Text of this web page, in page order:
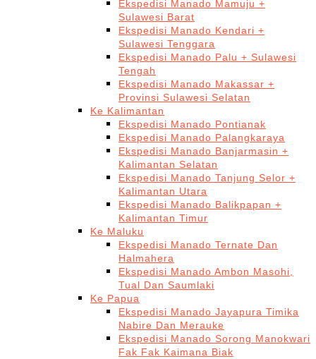
Ekspedisi Manado Mamuju +
Sulawesi Barat
Ekspedisi Manado Kendari +
Sulawesi Tenggara
Ekspedisi Manado Palu + Sulawesi
Tengah
Ekspedisi Manado Makassar +
Provinsi Sulawesi Selatan
Ke Kalimantan
Ekspedisi Manado Pontianak
Ekspedisi Manado Palangkaraya
Ekspedisi Manado Banjarmasin +
Kalimantan Selatan
Ekspedisi Manado Tanjung Selor +
Kalimantan Utara
Ekspedisi Manado Balikpapan +
Kalimantan Timur
Ke Maluku
Ekspedisi Manado Ternate Dan
Halmahera
Ekspedisi Manado Ambon Masohi,
Tual Dan Saumlaki
Ke Papua
Ekspedisi Manado Jayapura Timika
Nabire Dan Merauke
Ekspedisi Manado Sorong Manokwari
Fak Fak Kaimana Biak